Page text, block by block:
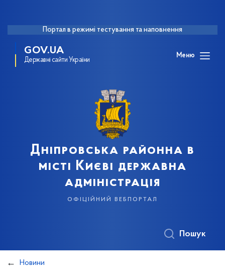
Портал в режимі тестування та наповнення
GOV.UA
Державні сайти України
Меню
Дніпровська районна в
місті Києві державна
адміністрація
офіційний вебпортал
Пошук
Новини